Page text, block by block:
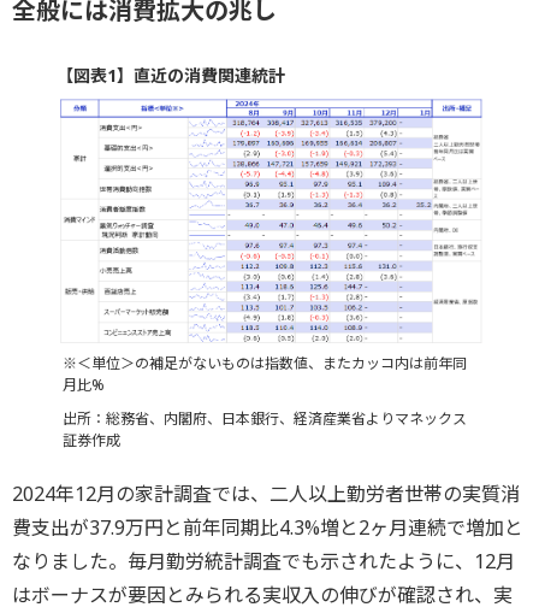
全般には消費拡大の兆し
【図表1】直近の消費関連統計
※＜単位＞の補足がないものは指数値、またカッコ内は前年同
月比%
出所：総務省、内閣府、日本銀行、経済産業省よりマネックス
証券作成
2024年12月の家計調査では、二人以上勤労者世帯の実質消
費支出が37.9万円と前年同期比4.3%増と2ヶ月連続で増加と
なりました。毎月勤労統計調査でも示されたように、12月
はボーナスが要因とみられる実収入の伸びが確認され、実